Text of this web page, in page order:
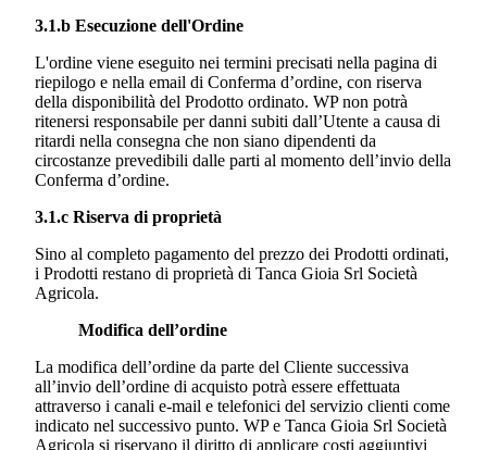
3.1.b Esecuzione dell'Ordine
L'ordine viene eseguito nei termini precisati nella pagina di
riepilogo e nella email di Conferma d’ordine, con riserva
della disponibilità del Prodotto ordinato. WP non potrà
ritenersi responsabile per danni subiti dall’Utente a causa di
ritardi nella consegna che non siano dipendenti da
circostanze prevedibili dalle parti al momento dell’invio della
Conferma d’ordine.
3.1.c Riserva di proprietà
Sino al completo pagamento del prezzo dei Prodotti ordinati,
i Prodotti restano di proprietà di Tanca Gioia Srl Società
Agricola.
Modifica dell’ordine
La modifica dell’ordine da parte del Cliente successiva
all’invio dell’ordine di acquisto potrà essere effettuata
attraverso i canali e-mail e telefonici del servizio clienti come
indicato nel successivo punto. WP e Tanca Gioia Srl Società
Agricola si riservano il diritto di applicare costi aggiuntivi